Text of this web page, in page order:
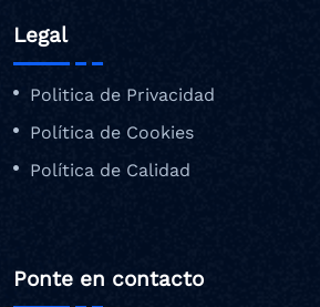
Legal
Politica de Privacidad
Política de Cookies
Política de Calidad
Ponte en contacto